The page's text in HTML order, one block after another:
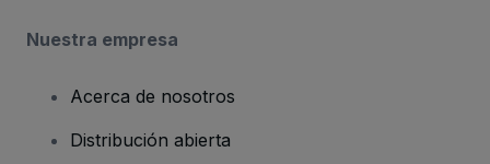
Nuestra empresa
Acerca de nosotros
Distribución abierta